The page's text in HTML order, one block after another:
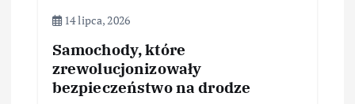
14 lipca, 2026
Samochody, które
zrewolucjonizowały
bezpieczeństwo na drodze